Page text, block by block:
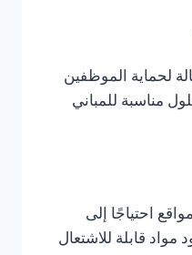
لحماية الموظفين
مناسبة للمباني
احتياجًا إلى
مواد قابلة للاشتعال